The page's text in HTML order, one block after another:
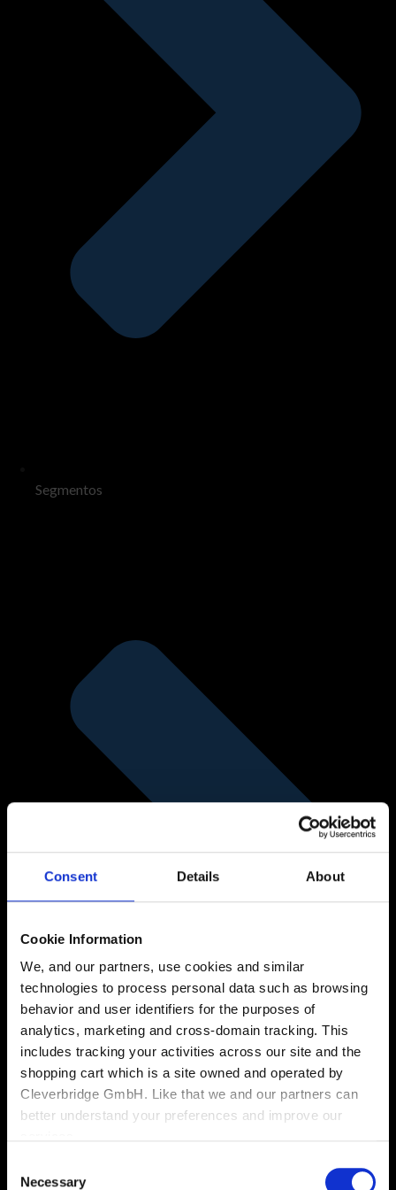
Consent Details About
Cookie Information
We, and our partners, use cookies and similar
technologies to process personal data such as browsing
behavior and user identifiers for the purposes of
analytics, marketing and cross-domain tracking. This
includes tracking your activities across our site and the
shopping cart which is a site owned and operated by
Cleverbridge GmbH. Like that we and our partners can
better understand your preferences and improve our
Also, the operator of the shopping cart, Cleverbridge
Selection
Necessary
Segmentos